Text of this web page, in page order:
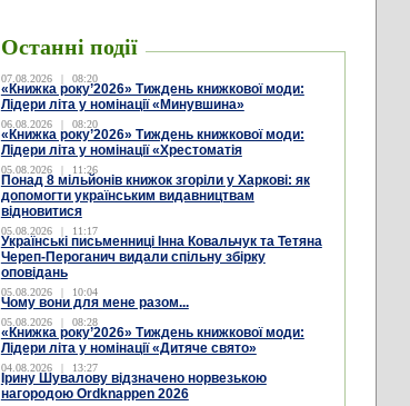
Останні події
07.08.2026 | 08:20
«Книжка року’2026» Тиждень книжкової моди:
Лідери літа у номінації «Минувшина»
06.08.2026 | 08:20
«Книжка року’2026» Тиждень книжкової моди:
Лідери літа у номінації «Хрестоматія
05.08.2026 | 11:26
Понад 8 мільйонів книжок згоріли у Харкові: як
допомогти українським видавництвам
відновитися
05.08.2026 | 11:17
Українські письменниці Інна Ковальчук та Тетяна
Череп-Пероганич видали спільну збірку
оповідань
05.08.2026 | 10:04
Чому вони для мене разом...
05.08.2026 | 08:28
«Книжка року’2026» Тиждень книжкової моди:
Лідери літа у номінації «Дитяче свято»
04.08.2026 | 13:27
Ірину Шувалову відзначено норвезькою
нагородою Ordknappen 2026